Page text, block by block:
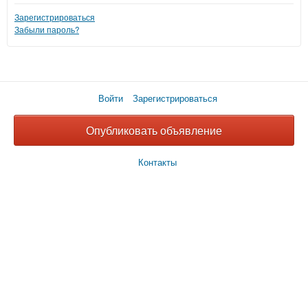
Зарегистрироваться
Забыли пароль?
Войти Зарегистрироваться
Опубликовать объявление
Контакты